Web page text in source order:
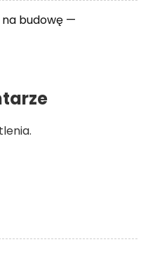
budowę —